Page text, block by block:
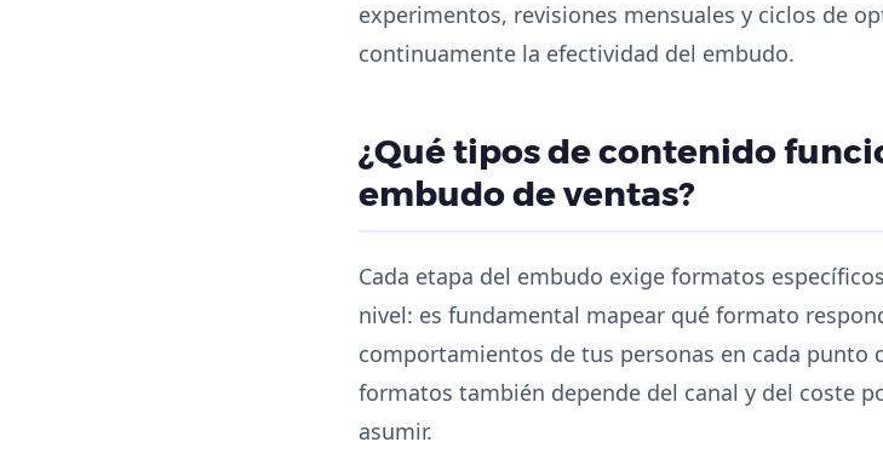
experimentos, revisiones mensuales y ciclos de
continuamente la efectividad del embudo.
¿Qué tipos de contenido
embudo de ventas?
Cada etapa del embudo exige formatos
nivel: es fundamental mapear qué formato
comportamientos de tus personas en cada punto
formatos también depende del canal y del coste
asumir.